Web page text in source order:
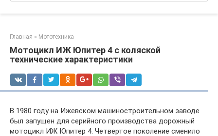
Главная » Мототехника
Мотоцикл ИЖ Юпитер 4 с коляской
технические характеристики
В 1980 году на Ижевском машиностроительном заводе
был запущен для серийного производства дорожный
мотоцикл ИЖ Юпитер 4. Четвертое поколение сменило